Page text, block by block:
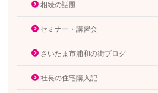
相続の話題
セミナー・講習会
さいたま市浦和の街ブログ
社長の住宅購入記